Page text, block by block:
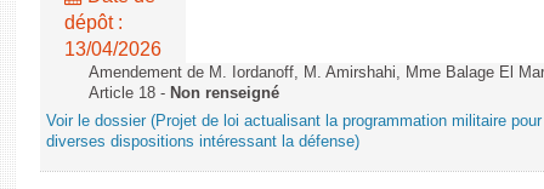
dépôt :
13/04/2026
Amendement de M. Iordanoff, M. Amirshahi, Mme Balage El
Article 18 - Non renseigné
Voir le dossier (Projet de loi actualisant la programmation militaire
diverses dispositions intéressant la défense)